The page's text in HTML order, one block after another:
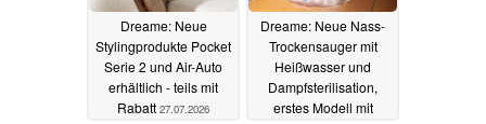
Dreame: Neue
Stylingprodukte Pocket
Serie 2 und Air-Auto
erhältlich - teils mit
Rabatt 27.07.2026
Dreame: Neue Nass-
Trockensauger mit
Heißwasser und
Dampfsterilisation,
erstes Modell mit